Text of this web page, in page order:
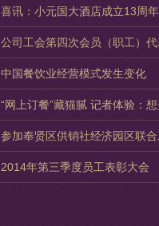
喜讯：小元国大酒店成立13周
公司工会第四次会员（职工）
中国餐饮业经营模式发生变化
“网上订餐”藏猫腻 记者体验：
参加奉贤区供销社经济园区联
2014年第三季度员工表彰大会